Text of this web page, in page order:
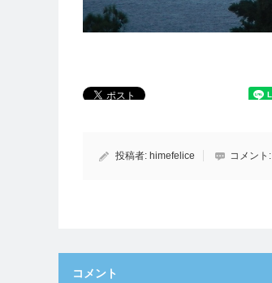
投稿者: himefelice コメント:
コメント